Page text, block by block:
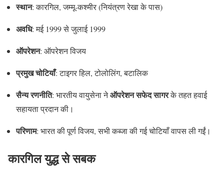
स्थान: कारगिल, जम्मू-कश्मीर (नियंत्रण रेखा के पास)
अवधि: मई 1999 से जुलाई 1999
ऑपरेशन: ऑपरेशन विजय
प्रमुख चोटियाँ: टाइगर हिल, टोलोलिंग, बटालिक
सैन्य रणनीति: भारतीय वायुसेना नेऑपरेशन सफेद सागरके तहत हवाई
सहायता प्रदान की।
परिणाम: भारत की पूर्ण विजय, सभी कब्जा की गई चोटियाँ वापस ली गईं।
कारगिल युद्ध से सबक